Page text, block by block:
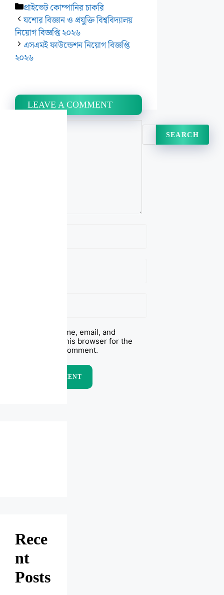
Categories
প্রাইভেট কোম্পানির চাকরি
যশোর বিজ্ঞান ও প্রযুক্তি বিশ্ববিদ্যালয়
নিয়োগ বিজ্ঞপ্তি ২০২৬
এসএমই ফাউন্ডেশন নিয়োগ বিজ্ঞপ্তি
২০২৬
LEAVE A COMMENT
Save my name, email, and
website in this browser for the
next time I comment.
Search SEARCH
Rece
nt
Posts